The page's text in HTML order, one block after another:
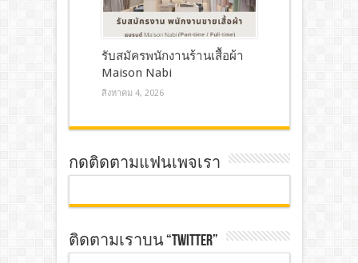
รับสมัครพนักงานร้านเสื้อผ้า
Maison Nabi
สิงหาคม 4, 2026
กดติดตามแฟนเพจเรา
ติดตามเราบน “TWITTER”